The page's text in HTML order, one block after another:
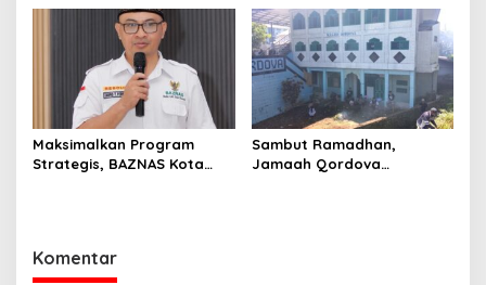
Polresta Manado
Maksimalkan Program
Strategis, BAZNAS Kota
Sambut Ramadhan,
Jamaah Qordova
Komentar